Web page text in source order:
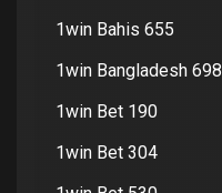
1win Bahis 655
1win Bangladesh 698
1win Bet 190
1win Bet 304